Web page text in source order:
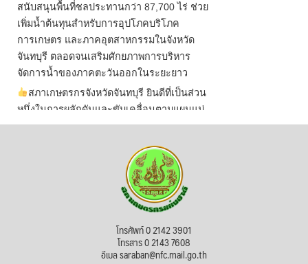
สนับสนุนพื้นที่ชลประทานกว่า 87,700 ไร่ ช่วย
เพิ่มน้ำต้นทุนสำหรับการอุปโภคบริโภค
การเกษตร และภาคอุตสาหกรรมในจังหวัด
จันทบุรี ตลอดจนเสริมศักยภาพการบริหาร
จัดการน้ำของภาคตะวันออกในระยะยาว
สภาเกษตรกรจังหวัดจันทบุรี ยินดีที่เป็นส่วน
หนึ่งในการผลักดันและขับเคลื่อนตามแผนแม่
บทเพื่อพั ...See More
ไม่สามารถดูเนื้อหานี้ได้ในขณะนี้
สภาเกษตรกรแห่งชาติโทรศัพท์ 0 2142 3901
โทรสาร 0 2143 7608
อีเมล saraban@nfc.mail.go.th